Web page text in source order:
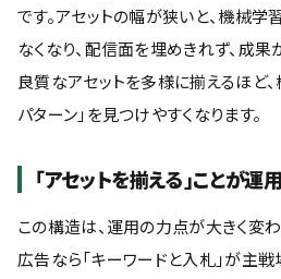
です。アセットの幅が狭いと、機械
なくなり、配信面を埋めきれず、成果
良質なアセットを多様に揃えるほど
パターン」を見つけやすくなります。
「アセットを揃える」ことが
この構造は、運用の力点が大きく変
広告なら「キーワードと入札」が主戦